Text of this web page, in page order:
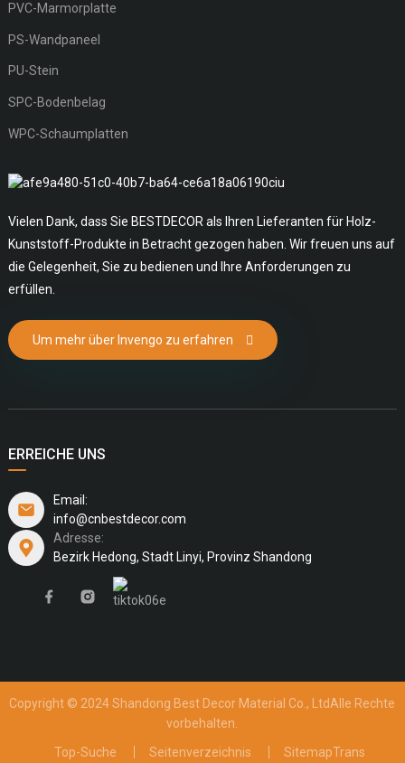
PVC-Marmorplatte
PS-Wandpaneel
PU-Stein
SPC-Bodenbelag
WPC-Schaumplatten
Vielen Dank, dass Sie BESTDECOR als Ihren Lieferanten für Holz-
Kunststoff-Produkte in Betracht gezogen haben. Wir freuen uns auf
die Gelegenheit, Sie zu bedienen und Ihre Anforderungen zu
erfüllen.
Um mehr über Invengo zu erfahren
ERREICHE UNS
Email:
info@cnbestdecor.com
Adresse:
Bezirk Hedong, Stadt Linyi, Provinz Shandong
Copyright © 2024 Shandong Best Decor Material Co., LtdAlle Rechte
vorbehalten.
Top-Suche
Seitenverzeichnis SitemapTrans